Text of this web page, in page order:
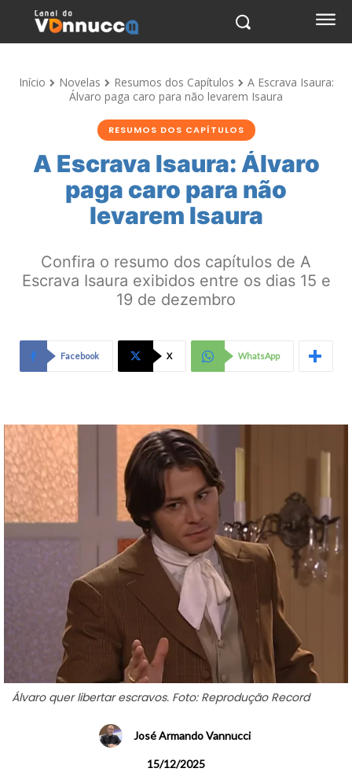
Início Novelas Resumos dos Capítulos
A Escrava Isaura:
Álvaro paga caro para não levarem Isaura
RESUMOS DOS CAPÍTULOS
A Escrava Isaura: Álvaro
paga caro para não
levarem Isaura
Confira o resumo dos capítulos de A
Escrava Isaura exibidos entre os dias 15 e
19 de dezembro
Facebook X WhatsApp
Álvaro quer libertar escravos. Foto: Reprodução Record
José Armando Vannucci
15/12/2025